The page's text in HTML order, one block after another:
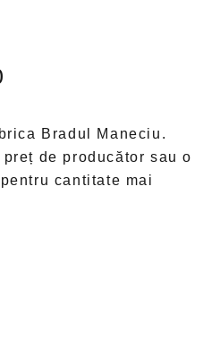
Bradul Maneciu.
de producător sau o
cantitate mai